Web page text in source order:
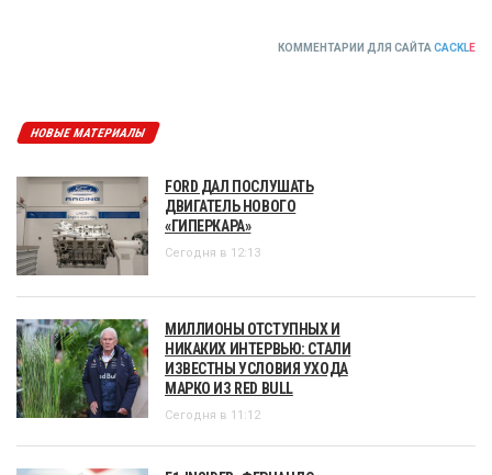
КОММЕНТАРИИ ДЛЯ САЙТАCACKLE
НОВЫЕ МАТЕРИАЛЫ
FORD ДАЛ ПОСЛУШАТЬ
ДВИГАТЕЛЬ НОВОГО
«ГИПЕРКАРА»
Сегодня в 12:13
МИЛЛИОНЫ ОТСТУПНЫХ И
НИКАКИХ ИНТЕРВЬЮ: СТАЛИ
ИЗВЕСТНЫ УСЛОВИЯ УХОДА
МАРКО ИЗ RED BULL
Сегодня в 11:12